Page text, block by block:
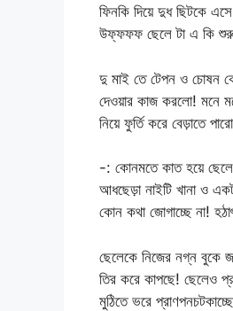
ফিনকি দিয়ে দুধ ছিটকে এসে
উফ্ফফফ ছেলে টা এ কি
দু মাই তে টেপন ও চোষন
দেওয়ার কাজ করলো! মনে
নিয়ে ফুর্তি করে বেড়াতে
-: কোনমতে কাত হয়ে
আধছেড়া নাইটি খানা ও
কোন কথা জোগাচ্ছে না!
ছেলেকে নিজের নগ্ন বুকে
তির করে কাপছে! ছেলেও
মুঠিতে ভরে